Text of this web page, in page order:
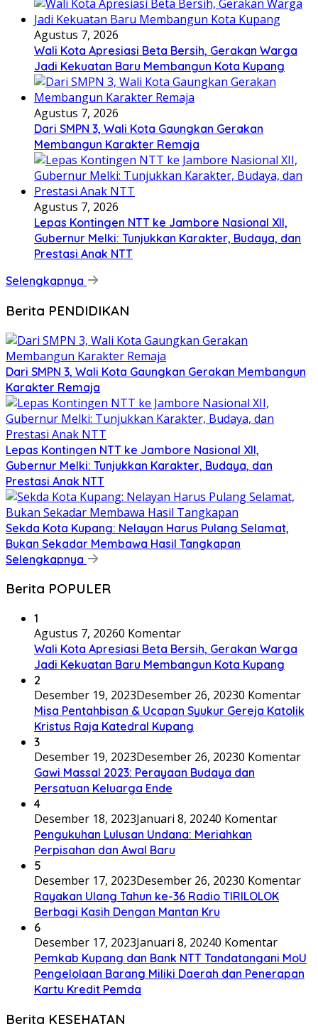
Agustus 7, 2026
Wali Kota Apresiasi Beta Bersih, Gerakan Warga
Jadi Kekuatan Baru Membangun Kota Kupang
Agustus 7, 2026
Dari SMPN 3, Wali Kota Gaungkan Gerakan
Membangun Karakter Remaja
Agustus 7, 2026
Lepas Kontingen NTT ke Jambore Nasional XII,
Gubernur Melki: Tunjukkan Karakter, Budaya, dan
Prestasi Anak NTT
Selengkapnya
Berita PENDIDIKAN
Dari SMPN 3, Wali Kota Gaungkan Gerakan Membangun
Karakter Remaja
Lepas Kontingen NTT ke Jambore Nasional XII,
Gubernur Melki: Tunjukkan Karakter, Budaya, dan
Prestasi Anak NTT
Sekda Kota Kupang: Nelayan Harus Pulang Selamat,
Bukan Sekadar Membawa Hasil Tangkapan
Selengkapnya
Berita POPULER
1
Agustus 7, 20260 Komentar
Wali Kota Apresiasi Beta Bersih, Gerakan Warga
Jadi Kekuatan Baru Membangun Kota Kupang
2
Desember 19, 2023Desember 26, 20230 Komentar
Misa Pentahbisan & Ucapan Syukur Gereja Katolik
Kristus Raja Katedral Kupang
3
Desember 19, 2023Desember 26, 20230 Komentar
Gawi Massal 2023: Perayaan Budaya dan
Persatuan Keluarga Ende
4
Desember 18, 2023Januari 8, 20240 Komentar
Pengukuhan Lulusan Undana: Meriahkan
Perpisahan dan Awal Baru
5
Desember 17, 2023Desember 26, 20230 Komentar
Rayakan Ulang Tahun ke-36 Radio TIRILOLOK
Berbagi Kasih Dengan Mantan Kru
6
Desember 17, 2023Januari 8, 20240 Komentar
Pemkab Kupang dan Bank NTT Tandatangani MoU
Pengelolaan Barang Miliki Daerah dan Penerapan
Kartu Kredit Pemda
Berita KESEHATAN